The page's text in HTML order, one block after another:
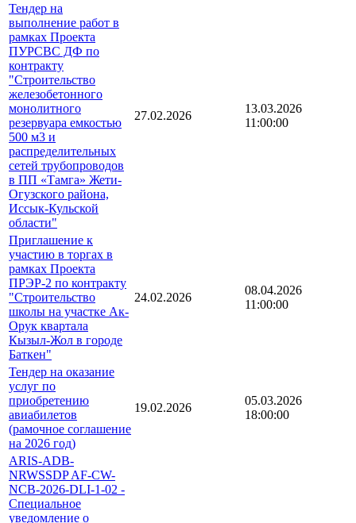
Тендер на
выполнение работ в
рамках Проекта
ПУРСВС ДФ по
контракту
"Строительство
железобетонного
монолитного
резервуара емкостью
500 м3 и
распределительных
сетей трубопроводов
в ПП «Тамга» Жети-
Огузского района,
Иссык-Кульской
области"
27.02.2026
13.03.2026
11:00:00
Приглашение к
участию в торгах в
рамках Проекта
ПРЭР-2 по контракту
"Строительство
школы на участке Ак-
Орук квартала
Кызыл-Жол в городе
Баткен"
24.02.2026
08.04.2026
11:00:00
Тендер на оказание
услуг по
приобретению
авиабилетов
(рамочное соглашение
на 2026 год)
19.02.2026
05.03.2026
18:00:00
ARIS-ADB-
NRWSSDP AF-CW-
NCB-2026-DLI-1-02 -
Специальное
уведомление о